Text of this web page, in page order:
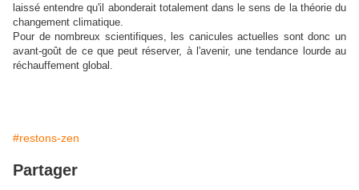
laissé entendre qu'il abonderait totalement dans le sens de la théorie du
changement climatique.
Pour de nombreux scientifiques, les canicules actuelles sont donc un
avant-goût de ce que peut réserver, à l'avenir, une tendance lourde au
réchauffement global.
#restons-zen
Partager